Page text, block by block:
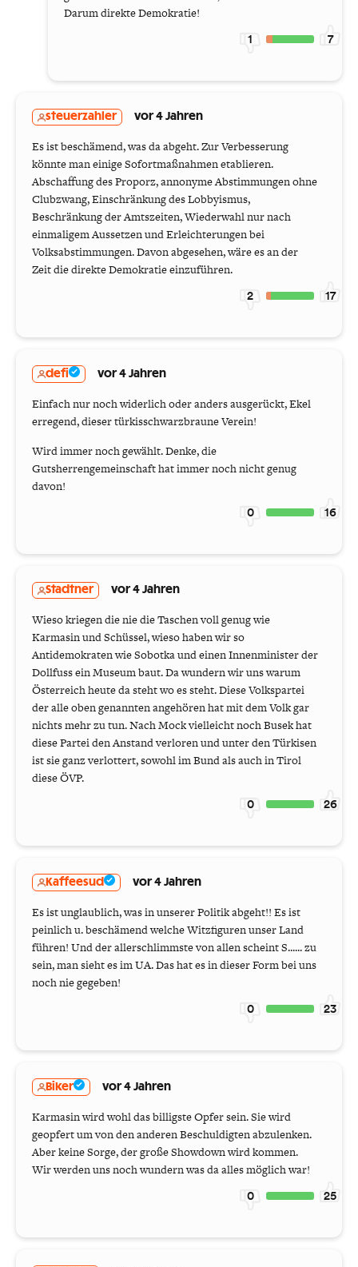
Darum direkte Demokratie!
1 7
steuerzahler vor 4 Jahren
Es ist beschämend, was da abgeht. Zur Verbesserung
könnte man einige Sofortmaßnahmen etablieren.
Abschaffung des Proporz, annonyme Abstimmungen ohne
Clubzwang, Einschränkung des Lobbyismus,
Beschränkung der Amtszeiten, Wiederwahl nur nach
einmaligem Aussetzen und Erleichterungen bei
Volksabstimmungen. Davon abgesehen, wäre es an der
Zeit die direkte Demokratie einzuführen.
2 17
defi vor 4 Jahren
Einfach nur noch widerlich oder anders ausgerückt, Ekel
erregend, dieser türkisschwarzbraune Verein!
Wird immer noch gewählt. Denke, die
Gutsherrengemeinschaft hat immer noch nicht genug
davon!
0 16
Stadtner vor 4 Jahren
Wieso kriegen die nie die Taschen voll genug wie
Karmasin und Schüssel, wieso haben wir so
Antidemokraten wie Sobotka und einen Innenminister der
Dollfuss ein Museum baut. Da wundern wir uns warum
Österreich heute da steht wo es steht. Diese Volkspartei
der alle oben genannten angehören hat mit dem Volk gar
nichts mehr zu tun. Nach Mock vielleicht noch Busek hat
diese Partei den Anstand verloren und unter den Türkisen
ist sie ganz verlottert, sowohl im Bund als auch in Tirol
diese ÖVP.
0 26
Kaffeesud vor 4 Jahren
Es ist unglaublich, was in unserer Politik abgeht!! Es ist
peinlich u. beschämend welche Witzfiguren unser Land
führen! Und der allerschlimmste von allen scheint S...... zu
sein, man sieht es im UA. Das hat es in dieser Form bei uns
noch nie gegeben!
0 23
Biker vor 4 Jahren
Karmasin wird wohl das billigste Opfer sein. Sie wird
geopfert um von den anderen Beschuldigten abzulenken.
Aber keine Sorge, der große Showdown wird kommen.
Wir werden uns noch wundern was da alles möglich war!
0 25